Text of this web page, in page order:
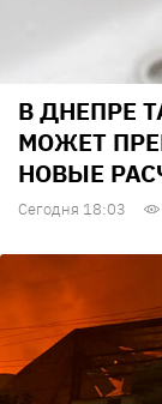
В ДНЕПРЕ
МОЖЕТ
НОВЫЕ
Сегодня 18:03